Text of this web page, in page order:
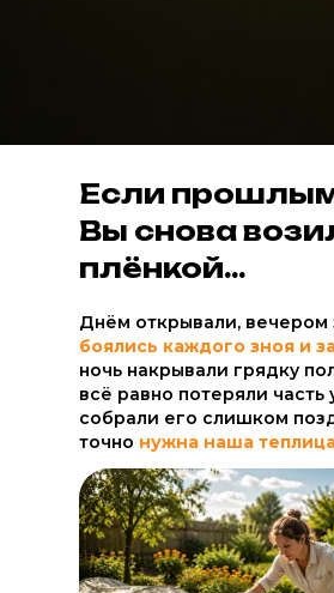
Если
Вы снова
плёнкой...
Днём открывали, вечером
боялись каждого зноя и
ночь накрывали грядку
всё равно потеряли часть
собрали его слишком
точно нужна наша